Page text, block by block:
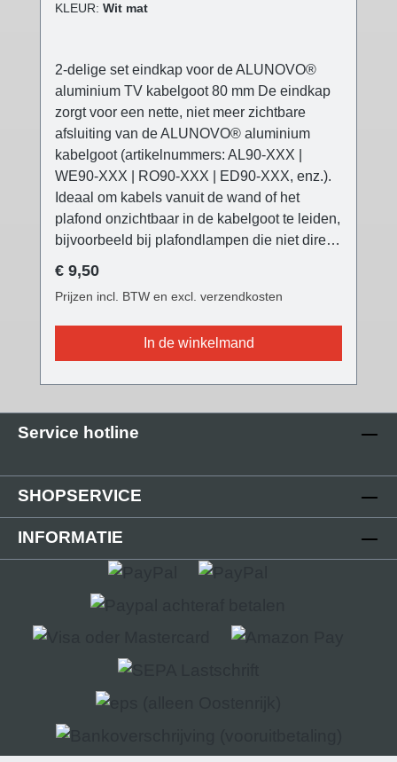
KLEUR: Wit mat
2-delige set eindkap voor de ALUNOVO®
aluminium TV kabelgoot 80 mm De eindkap
zorgt voor een nette, niet meer zichtbare
afsluiting van de ALUNOVO® aluminium
kabelgoot (artikelnummers: AL90-XXX |
WE90-XXX | RO90-XXX | ED90-XXX, enz.).
Ideaal om kabels vanuit de wand of het
plafond onzichtbaar in de kabelgoot te leiden,
bijvoorbeeld bij plafondlampen die niet direct
(bijv. verplaatste eettafel, enz.). De
ALUNOVO® TV kabelgoot eindkap is
verkrijgbaar in drie verschillende kleuren
passend bij alle kabelgootvarianten en geeft
fijne structuur, de oppervlaktekwaliteit is met
versie V2 sterk verbeterd en de insteekflens
is volledig gewijzigd. De eindkap wordt op
Technische details - Afdekking in
verschillende afwerkingen- Afmetingen
afdekking: (B): 80 mm; (L): 5 mm; (H): 19 mm-
Eindkap gesloten- Steeksysteem- Kunststof
PLA (Polylactic) 3D-printtechniek
afdekkappen
Normale prijs:
€ 9,50
Prijzen incl. BTW en excl. verzendkosten
In de winkelmand
Service hotline
SHOPSERVICE
INFORMATIE